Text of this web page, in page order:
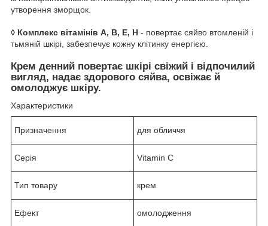
утворення зморщок.
◊ Комплекс вітамінів А, B, Е, H - повертає сяйво втомленій і
тьмяній шкірі, забезпечує кожну клітинку енергією.
Крем денний повертає шкірі свіжий і відпочилий
вигляд, надає здорового сяйва, освіжає й
омолоджує шкіру.
Характеристики
Призначення для обличчя
Серія Vitamin C
Тип товару крем
Ефект омолодження